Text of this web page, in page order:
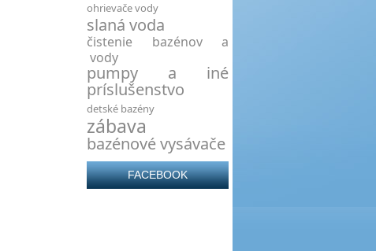
ohrievače vody
slaná voda
čistenie bazénov a
vody
pumpy a iné
príslušenstvo
detské bazény
zábava
bazénové vysávače
FACEBOOK